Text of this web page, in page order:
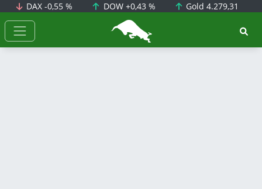
DAX-0,55 % DOW +0,43 % Gold4.279,31
BörsenNEWS.de